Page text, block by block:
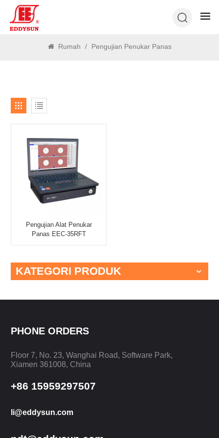
Rumah / Pengujian Penukar Panas
Pengujian Alat Penukar
Panas EEC-35RFT
KATEGORI PRODUK
PHONE ORDERS
Floor 7, No. 23, Wanghai Road, Software Park,
Xiamen 361008, China
+86 15959297507
li@eddysun.com